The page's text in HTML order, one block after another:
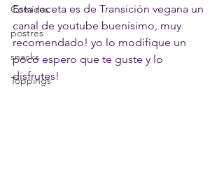
Comidas
postres
snacks
Toppings
Esta receta es de Transición vegana un
canal de youtube buenísimo, muy
recomendado! yo lo modifique un
poco espero que te guste y lo
disfrutes!